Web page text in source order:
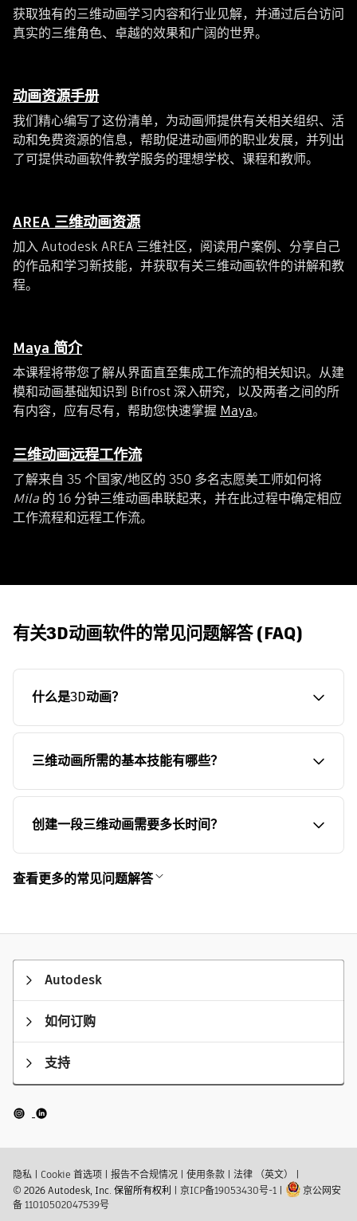
获取独有的三维动画学习内容和行业见解，并通过后台访问
真实的三维角色、卓越的效果和广阔的世界。
动画资源手册
我们精心编写了这份清单，为动画师提供有关相关组织、活
动和免费资源的信息，帮助促进动画师的职业发展，并列出
了可提供动画软件教学服务的理想学校、课程和教师。
AREA 三维动画资源
加入 Autodesk AREA 三维社区，阅读用户案例、分享自己
的作品和学习新技能，并获取有关三维动画软件的讲解和教
程。
Maya 简介
本课程将带您了解从界面直至集成工作流的相关知识。从建
模和动画基础知识到 Bifrost 深入研究，以及两者之间的所
有内容，应有尽有，帮助您快速掌握 Maya。
三维动画远程工作流
了解来自 35 个国家/地区的 350 多名志愿美工师如何将
Mila 的 16 分钟三维动画串联起来，并在此过程中确定相应
工作流程和远程工作流。
有关3D动画软件的常见问题解答 (FAQ)
什么是3D动画？
三维动画所需的基本技能有哪些？
创建一段三维动画需要多长时间？
查看更多的常见问题解答
Autodesk
如何订购
支持
隐私 | Cookie 首选项 | 报告不合规情况 | 使用条款 | 法律 （英文）
|
© 2026 Autodesk, Inc. 保留所有权利 | 京ICP备19053430号-1 |
京公网安
备 11010502047539号